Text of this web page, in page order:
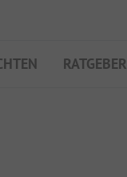
RATGEBER